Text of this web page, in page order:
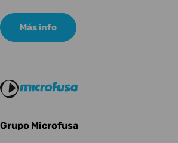
Más info
Grupo Microfusa